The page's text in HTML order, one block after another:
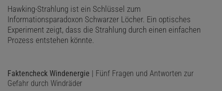
Hawking-Strahlung ist ein Schlüssel zum
Informationsparadoxon Schwarzer Löcher. Ein optisches
Experiment zeigt, dass die Strahlung durch einen einfachen
Prozess entstehen könnte.
Faktencheck Windenergie | Fünf Fragen und Antworten zur
Gefahr durch Windräder